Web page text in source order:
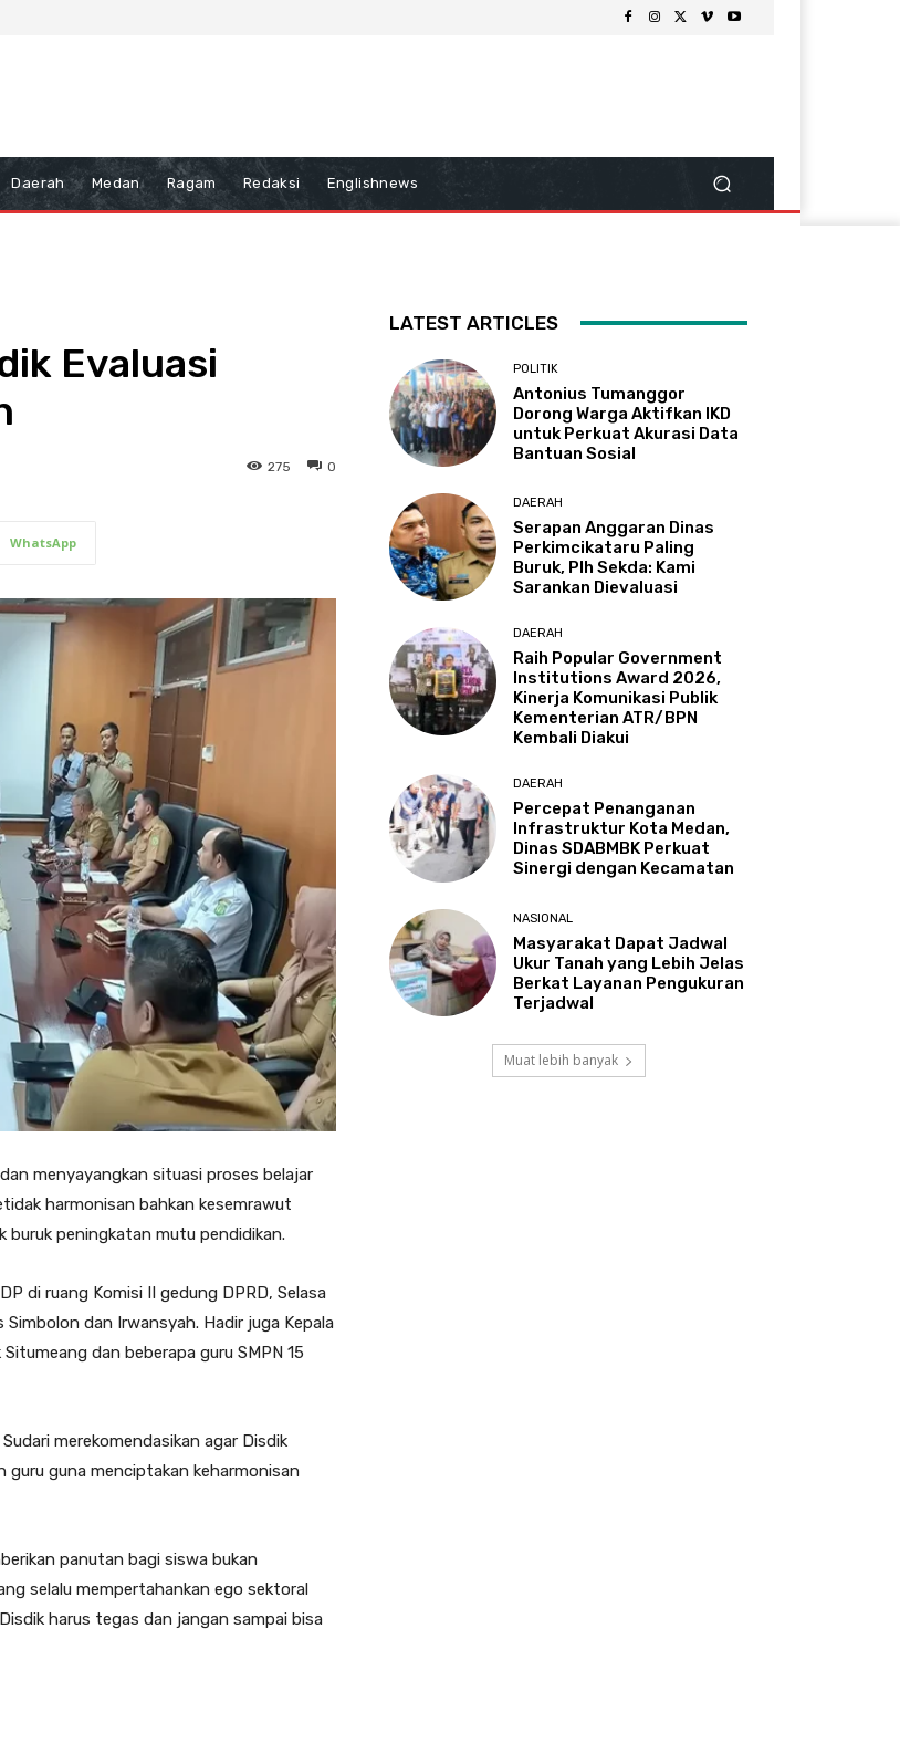
Daerah Medan Ragam Redaksi Englishnews
Evaluasi
0
275
WhatsApp
menyayangkan situasi proses belajar
harmonisan bahkan kesemrawut
buruk peningkatan mutu pendidikan.
di ruang Komisi II gedung DPRD, Selasa
dan Irwansyah. Hadir juga Kepala
dan beberapa guru SMPN 15
merekomendasikan agar Disdik
guru guna menciptakan keharmonisan
panutan bagi siswa bukan
selalu mempertahankan ego sektoral
harus tegas dan jangan sampai bisa
LATEST ARTICLES
POLITIK
Antonius Tumanggor
Dorong Warga Aktifkan IKD
untuk Perkuat Akurasi Data
Bantuan Sosial
DAERAH
Serapan Anggaran Dinas
Perkimcikataru Paling
Buruk, Plh Sekda: Kami
Sarankan Dievaluasi
DAERAH
Raih Popular Government
Institutions Award 2026,
Kinerja Komunikasi Publik
Kementerian ATR/BPN
Kembali Diakui
DAERAH
Percepat Penanganan
Infrastruktur Kota Medan,
Dinas SDABMBK Perkuat
Sinergi dengan Kecamatan
NASIONAL
Masyarakat Dapat Jadwal
Ukur Tanah yang Lebih Jelas
Berkat Layanan Pengukuran
Terjadwal
Muat lebih banyak